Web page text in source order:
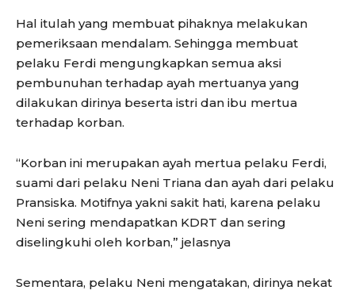
Hal itulah yang membuat pihaknya melakukan
pemeriksaan mendalam. Sehingga membuat
pelaku Ferdi mengungkapkan semua aksi
pembunuhan terhadap ayah mertuanya yang
dilakukan dirinya beserta istri dan ibu mertua
terhadap korban.
“Korban ini merupakan ayah mertua pelaku Ferdi,
suami dari pelaku Neni Triana dan ayah dari pelaku
Pransiska. Motifnya yakni sakit hati, karena pelaku
Neni sering mendapatkan KDRT dan sering
diselingkuhi oleh korban,” jelasnya
Sementara, pelaku Neni mengatakan, dirinya nekat